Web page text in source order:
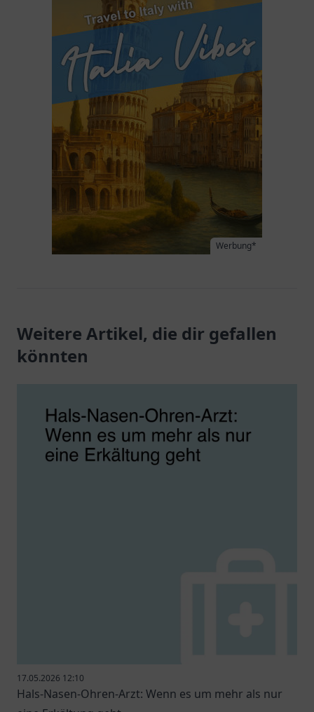
Werbung*
Weitere Artikel, die dir gefallen
könnten
17.05.2026 12:10
Hals-Nasen-Ohren-Arzt: Wenn es um mehr als nur